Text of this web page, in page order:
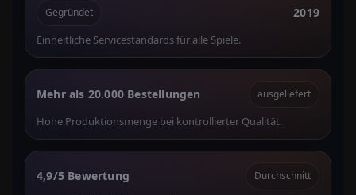
Gegründet 2019
Einheitliche Servicestandards für alle Spiele.
Mehr als 20.000 Bestellungen ausgeliefert
Hohe Produktionsmenge bei kontrollierter Qualität.
4,9/5 Bewertung Durchschnitt